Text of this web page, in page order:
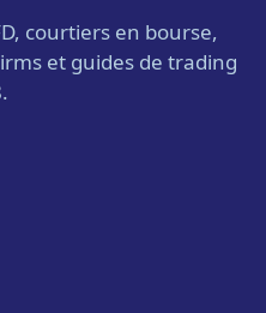
courtiers en bourse,
et guides de trading